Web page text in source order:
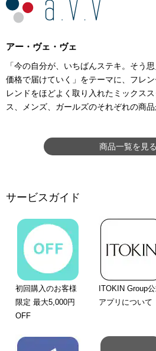
アー・ヴェ・ヴェ
「今の自分が、いちばんステキ。そう
価格で届けていく」をテーマに、フレ
レンドをほどよく取り入れたミックス
ス、メンズ、ガールズのそれぞれの商
商品一覧を見る
サービスガイド
初回購入のお客様
限定 最大5,000円
OFF
ITOKIN Group
アプリについて